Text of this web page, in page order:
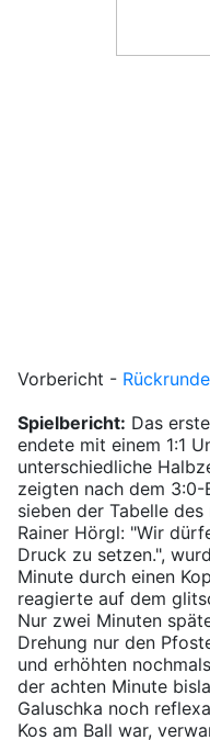
Vorbericht -
Spielbericht: Das
endete mit einem 1:1
unterschiedliche
zeigten nach dem
sieben der Tabelle
Rainer Hörgl: "Wir
Druck zu setzen.",
Minute durch einen
reagierte auf dem
Nur zwei Minuten
Drehung nur den
und erhöhten
der achten Minute
Galuschka noch
Kos am Ball war,